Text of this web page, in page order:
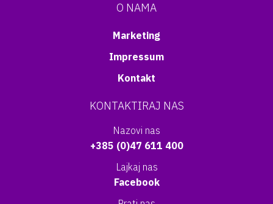
O NAMA
Marketing
Impressum
Kontakt
KONTAKTIRAJ NAS
Nazovi nas
+385 (0)47 611 400
Lajkaj nas
Facebook